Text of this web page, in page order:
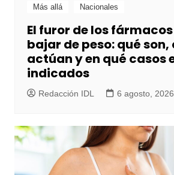
Más allá Nacionales
El furor de los
bajar de peso: qué
actúan y en qué casos
indicados
Redacción IDL 6 agosto, 2026